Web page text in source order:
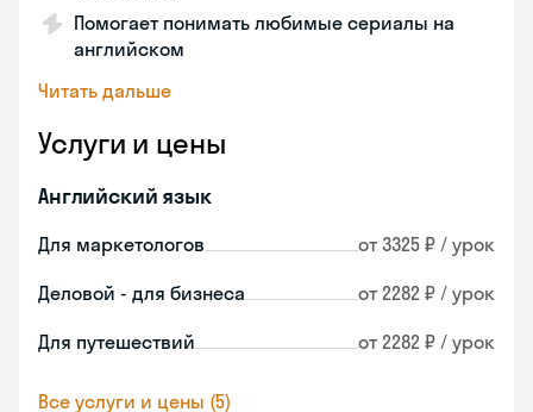
Помогает понимать любимые сериалы на
английском
Читать дальше
Услуги и цены
Английский язык
Для маркетологов от 3325 ₽ / урок
Деловой - для бизнеса от 2282 ₽ / урок
Для путешествий от 2282 ₽ / урок
Все услуги и цены (5)